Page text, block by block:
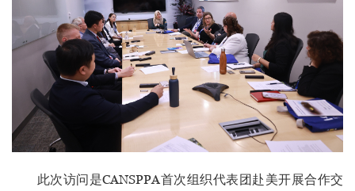
此次访问是CANSPPA首次组织代表团赴美开展合作交